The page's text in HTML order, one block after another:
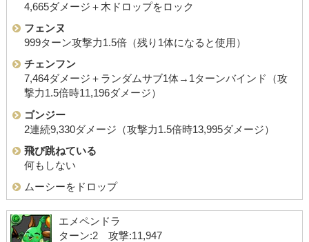
4,665ダメージ＋木ドロップをロック
フェンヌ
999ターン攻撃力1.5倍（残り1体になると使用）
チェンフン
7,464ダメージ＋ランダムサブ1体→1ターンバインド（攻
撃力1.5倍時11,196ダメージ）
ゴンジー
2連続9,330ダメージ（攻撃力1.5倍時13,995ダメージ）
飛び跳ねている
何もしない
ムーシーをドロップ
エメペンドラ
ターン:2 攻撃:11,947